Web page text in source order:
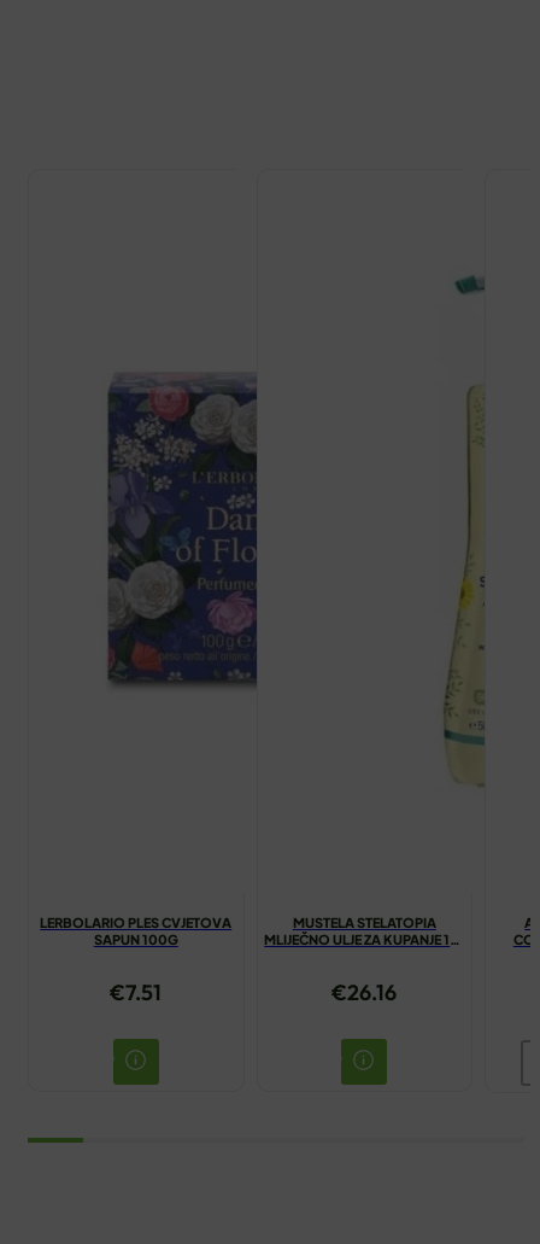
LERBOLARIO PLES CVJETOVA
SAPUN 100G
€7.51
MUSTELA STELATOPIA
MLIJEČNO ULJE ZA KUPANJE 1+1
€26.16